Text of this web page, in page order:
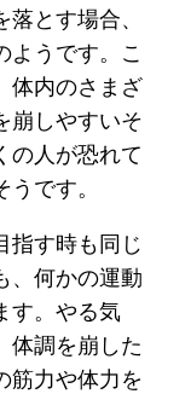
とす場合、
ようです。こ
体内のさまざ
崩しやすいそ
の人が恐れて
です。
指す時も同じ
、何かの運動
す。やる気
体調を崩した
筋力や体力を